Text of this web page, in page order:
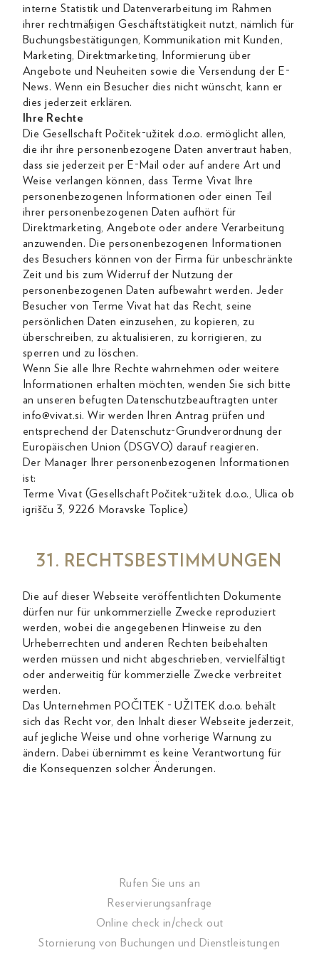
interne Statistik und Datenverarbeitung im Rahmen
ihrer rechtmäßigen Geschäftstätigkeit nutzt, nämlich für
Buchungsbestätigungen, Kommunikation mit Kunden,
Marketing, Direktmarketing, Informierung über
Angebote und Neuheiten sowie die Versendung der E-
News. Wenn ein Besucher dies nicht wünscht, kann er
dies jederzeit erklären.
Ihre Rechte
Die Gesellschaft Počitek-užitek d.o.o. ermöglicht allen,
die ihr ihre personenbezogene Daten anvertraut haben,
dass sie jederzeit per E-Mail oder auf andere Art und
Weise verlangen können, dass Terme Vivat Ihre
personenbezogenen Informationen oder einen Teil
ihrer personenbezogenen Daten aufhört für
Direktmarketing, Angebote oder andere Verarbeitung
anzuwenden. Die personenbezogenen Informationen
des Besuchers können von der Firma für unbeschränkte
Zeit und bis zum Widerruf der Nutzung der
personenbezogenen Daten aufbewahrt werden. Jeder
Besucher von Terme Vivat hat das Recht, seine
persönlichen Daten einzusehen, zu kopieren, zu
überschreiben, zu aktualisieren, zu korrigieren, zu
sperren und zu löschen.
Wenn Sie alle Ihre Rechte wahrnehmen oder weitere
Informationen erhalten möchten, wenden Sie sich bitte
an unseren befugten Datenschutzbeauftragten unter
info@vivat.si. Wir werden Ihren Antrag prüfen und
entsprechend der Datenschutz-Grundverordnung der
Europäischen Union (DSGVO) darauf reagieren.
Der Manager Ihrer personenbezogenen Informationen
ist:
Terme Vivat (Gesellschaft Počitek-užitek d.o.o., Ulica ob
igrišču 3, 9226 Moravske Toplice)
31. RECHTSBESTIMMUNGEN
Die auf dieser Webseite veröffentlichten Dokumente
dürfen nur für unkommerzielle Zwecke reproduziert
werden, wobei die angegebenen Hinweise zu den
Urheberrechten und anderen Rechten beibehalten
werden müssen und nicht abgeschrieben, vervielfältigt
oder anderweitig für kommerzielle Zwecke verbreitet
werden.
Das Unternehmen POČITEK - UŽITEK d.o.o. behält
sich das Recht vor, den Inhalt dieser Webseite jederzeit,
auf jegliche Weise und ohne vorherige Warnung zu
ändern. Dabei übernimmt es keine Verantwortung für
die Konsequenzen solcher Änderungen.
Rufen Sie uns an
Reservierungsanfrage
Online check in/check out
Stornierung von Buchungen und Dienstleistungen